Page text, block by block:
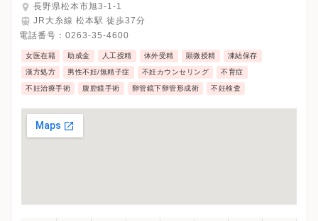
長野県松本市旭3-1-1
JR大糸線 松本駅 徒歩37分
電話番号： 0263-35-4600
女医在籍 助成金 人工授精 体外受精 顕微授精 凍結保存
漢方処方 男性不妊/無精子症 不妊カウンセリング 不育症
不妊治療手術 腹腔鏡手術 卵管鏡下卵管形成術 不妊検査